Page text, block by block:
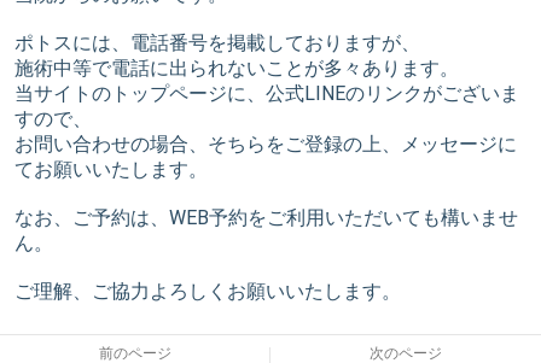
ポトスには、電話番号を掲載しておりますが、
施術中等で電話に出られないことが多々あります。
当サイトのトップページに、公式LINEのリンクがございま
すので、
お問い合わせの場合、そちらをご登録の上、メッセージに
てお願いいたします。
なお、ご予約は、WEB予約をご利用いただいても構いませ
ん。
ご理解、ご協力よろしくお願いいたします。
前のページ 次のページ